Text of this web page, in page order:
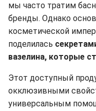
мы часто тратим
бренды. Однако
косметической
поделилась
вазелина, которые
Этот доступный
окклюзивными
универсальным